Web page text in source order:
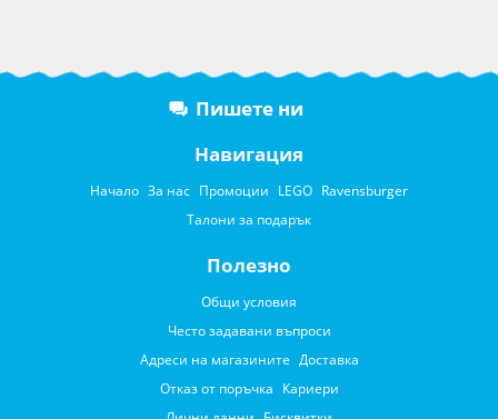
Пишете ни
Навигация
Начало За нас Промоции LEGO Ravensburger
Талони за подарък
Полезно
Общи условия
Често задавани въпроси
Адреси на магазините Доставка
Отказ от поръчка Кариери